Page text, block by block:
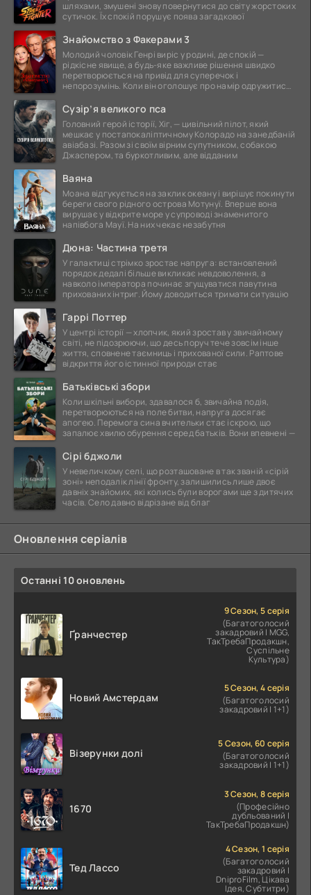
шляхами, змушені знову повернутися до світу жорстоких
сутичок. Їх спокій порушує поява загадкової
Знайомство з Факерами 3
Молодий чоловік Генрі виріс у родині, де спокій —
рідкісне явище, а будь-яке важливе рішення швидко
перетворюється на привід для суперечок і
непорозумінь. Коли він оголошує про намір одружитися,
Сузір’я великого пса
Головний герой історії, Хіг, — цивільний пілот, який
мешкає у постапокаліптичному Колорадо на занедбаній
авіабазі. Разом зі своїм вірним супутником, собакою
Джаспером, та буркотливим, але відданим
Ваяна
Моана відгукується на заклик океану і вирішує покинути
береги свого рідного острова Мотунуї. Вперше вона
вирушає у відкрите море у супроводі знаменитого
напівбога Мауї. На них чекає незабутня
Дюна: Частина третя
У галактиці стрімко зростає напруга: встановлений
порядок дедалі більше викликає невдоволення, а
навколо імператора починає згущуватися павутина
прихованих інтриг. Йому доводиться тримати ситуацію
Гаррі Поттер
У центрі історії — хлопчик, який зростав у звичайному
світі, не підозрюючи, що десь поруч тече зовсім інше
життя, сповнене таємниць і прихованої сили. Раптове
відкриття його істинної природи стає
Батьківські збори
Коли шкільні вибори, здавалося б, звичайна подія,
перетворюються на поле битви, напруга досягає
апогею. Перемога сина вчительки стає іскрою, що
запалює хвилю обурення серед батьків. Вони впевнені —
Сірі бджоли
У невеличкому селі, що розташоване в так званій «сірій
зоні» неподалік лінії фронту, залишились лише двоє
давніх знайомих, які колись були ворогами ще з дитячих
часів. Село давно відрізане від благ
Оновлення серіалів
Останні 10 оновлень
Ґранчестер
9 Сезон, 5 серія
(Багатоголосий
закадровий | MGG,
ТакТребаПродакшн,
Суспільне
Культура)
Новий Амстердам
5 Сезон, 4 серія
(Багатоголосий
закадровий | 1+1)
Візерунки долі
5 Сезон, 60 серія
(Багатоголосий
закадровий | 1+1)
1670
3 Сезон, 8 серія
(Професійно
дубльований |
ТакТребаПродакшн)
Тед Лассо
4 Сезон, 1 серія
(Багатоголосий
закадровий |
DniproFilm, Цікава
Ідея, Субтитри)